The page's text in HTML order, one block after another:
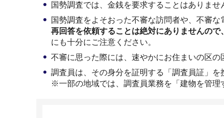
国勢調査では、金銭を要求することはありま
国勢調査をよそおった不審な訪問者や、不審
再回答を依頼することは絶対にありませんの
にも十分にご注意ください。
不審に思った際には、速やかにお住まいの区の
調査員は、その身分を証明する「調査員証」を
※一部の地域では、調査員業務を「建物を管理